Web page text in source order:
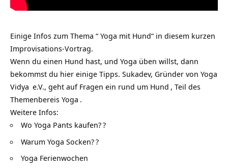
Einige Infos zum Thema “ Yoga mit Hund“ in diesem kurzen
Improvisations-Vortrag.
Wenn du einen Hund hast, und Yoga üben willst, dann
bekommst du hier einige Tipps. Sukadev, Gründer von Yoga
Vidya e.V., geht auf Fragen ein rund um Hund , Teil des
Themenbereis Yoga .
Weitere Infos:
Wo Yoga Pants kaufen??
Warum Yoga Socken??
Yoga Ferienwochen